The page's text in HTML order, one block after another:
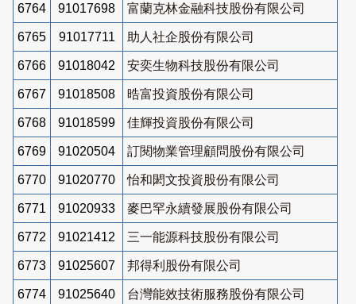
6764 91017698 富蘭克林金融科技股份有限公司
6765 91017711 助人社企股份有限公司
6766 91018042 安奕生物科技股份有限公司
6767 91018508 晧富投資股份有限公司
6768 91018599 佳輝投資股份有限公司
6769 91020504 訂閱物業管理顧問股份有限公司
6770 91020770 怡和閎文投資股份有限公司
6771 91020933 麥巴罕永續發展股份有限公司
6772 91021412 三一能源科技股份有限公司
6773 91025607 邦得利股份有限公司
6774 91025640 台灣能效技術服務股份有限公司